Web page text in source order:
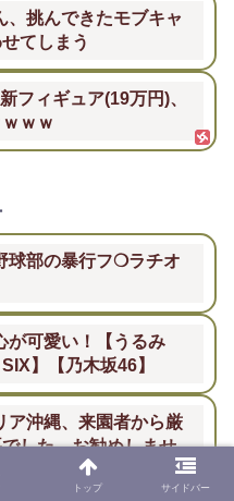
、挑んできたモブキャ
てしまう
フィギュア(19万円)、
ｗｗ
球部の暴行フ❍ラチオ
が可愛い！【うるみ
】【乃木坂46】
ア沖縄、来園者から厳
した、お勧めしませ
トップ サイドバー